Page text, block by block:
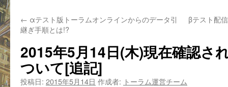
← αテスト版トーラムオンラインからのデータ引
継ぎ手順とは!?
βテスト配
2015年5月14日(木)現在確認さ
ついて[追記]
投稿日: 2015年5月14日 作成者: トーラム運営チーム